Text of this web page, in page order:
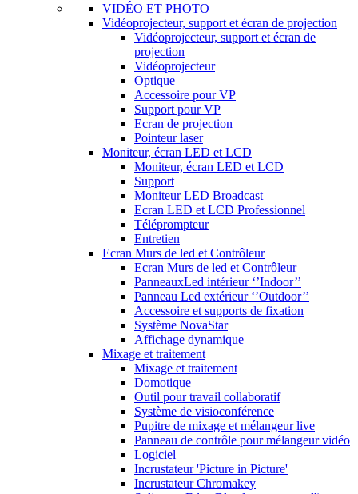
VIDÉO ET PHOTO
Vidéoprojecteur, support et écran de projection
Vidéoprojecteur, support et écran de
projection
Vidéoprojecteur
Optique
Accessoire pour VP
Support pour VP
Ecran de projection
Pointeur laser
Moniteur, écran LED et LCD
Moniteur, écran LED et LCD
Support
Moniteur LED Broadcast
Ecran LED et LCD Professionnel
Téléprompteur
Entretien
Ecran Murs de led et Contrôleur
Ecran Murs de led et Contrôleur
PanneauxLed intérieur ‘’Indoor’’
Panneau Led extérieur ‘’Outdoor’’
Accessoire et supports de fixation
Système NovaStar
Affichage dynamique
Mixage et traitement
Mixage et traitement
Domotique
Outil pour travail collaboratif
Système de visioconférence
Pupitre de mixage et mélangeur live
Panneau de contrôle pour mélangeur vidéo
Logiciel
Incrustateur 'Picture in Picture'
Incrustateur Chromakey